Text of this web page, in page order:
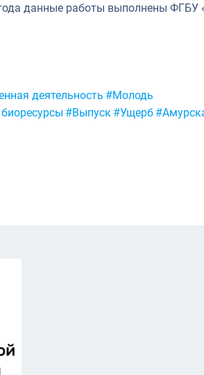
данные работы выполнены ФГБУ
деятельность #Молодь
#Выпуск #Ущерб